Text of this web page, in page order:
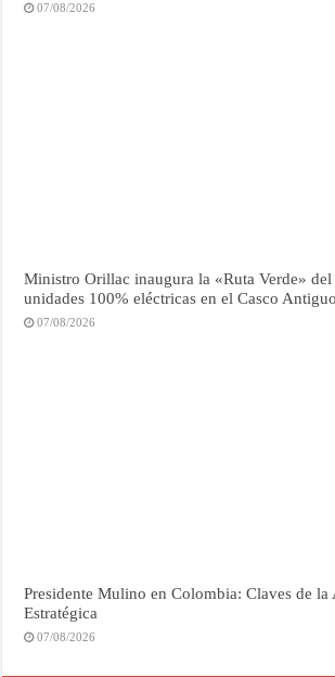
07/08/2026
Ministro Orillac inaugura la «Ruta Verde»
unidades 100% eléctricas en el Casco Antiguo
07/08/2026
Presidente Mulino en Colombia: Claves de la
Estratégica
07/08/2026